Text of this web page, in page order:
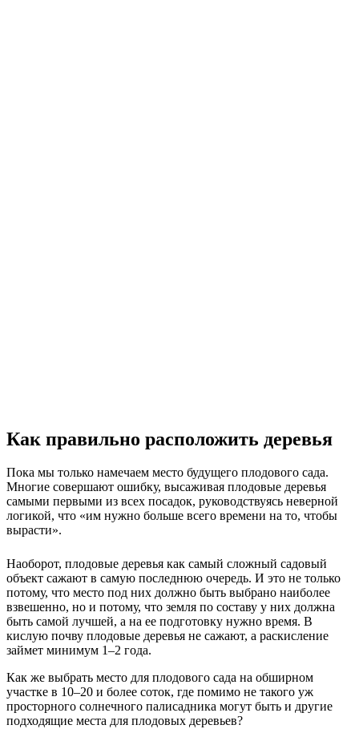
Как правильно расположить деревья
Пока мы только намечаем место будущего плодового сада.
Многие совершают ошибку, высаживая плодовые деревья
самыми первыми из всех посадок, руководствуясь неверной
логикой, что «им нужно больше всего времени на то, чтобы
вырасти».
Наоборот, плодовые деревья как самый сложный садовый
объект сажают в самую последнюю очередь. И это не только
потому, что место под них должно быть выбрано наиболее
взвешенно, но и потому, что земля по составу у них должна
быть самой лучшей, а на ее подготовку нужно время. В
кислую почву плодовые деревья не сажают, а раскисление
займет минимум 1–2 года.
Как же выбрать место для плодового сада на обширном
участке в 10–20 и более соток, где помимо не такого уж
просторного солнечного палисадника могут быть и другие
подходящие места для плодовых деревьев?